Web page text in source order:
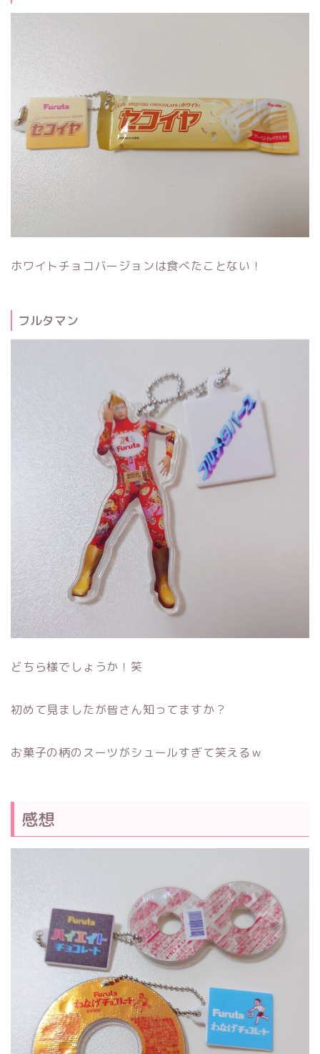
ホワイトチョコバージョンは食べたことない！
フルタマン
どちら様でしょうか！笑
初めて見ましたが皆さん知ってますか？
お菓子の柄のスーツがシュールすぎて笑えるｗ
感想